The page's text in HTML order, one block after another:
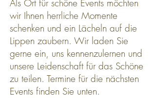
Als Ort für schöne Events möchten
wir Ihnen herrliche Momente
schenken und ein Lächeln auf die
Lippen zaubern. Wir laden Sie
gerne ein, uns kennenzulernen und
unsere Leidenschaft für das Schöne
zu teilen. Termine für die nächsten
Events finden Sie unten.